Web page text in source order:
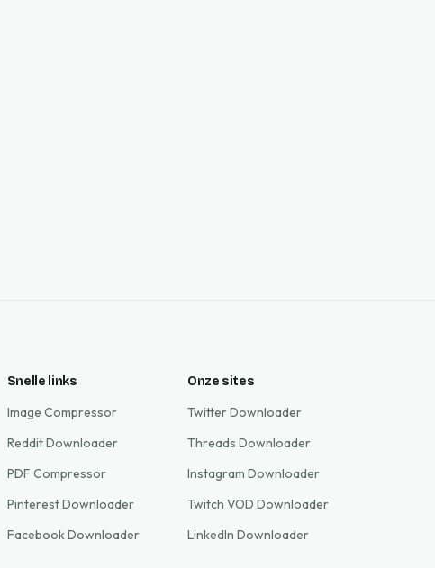
Snelle links
Image Compressor
Reddit Downloader
PDF Compressor
Pinterest Downloader
Facebook Downloader
Onze sites
Twitter Downloader
Threads Downloader
Instagram Downloader
Twitch VOD Downloader
LinkedIn Downloader